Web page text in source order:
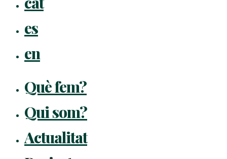
es
en
Què fem?
Qui som?
Actualitat